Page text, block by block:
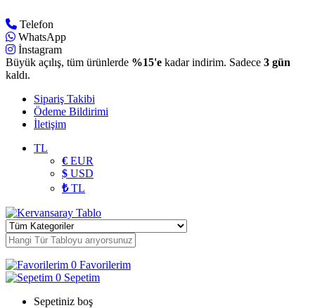
Telefon
WhatsApp
İnstagram
Büyük açılış, tüm ürünlerde %15'e kadar indirim. Sadece 3 gün
kaldı.
Sipariş Takibi
Ödeme Bildirimi
İletişim
TL
€ EUR
$ USD
₺TL
0 Favorilerim
0 Sepetim
Sepetiniz boş